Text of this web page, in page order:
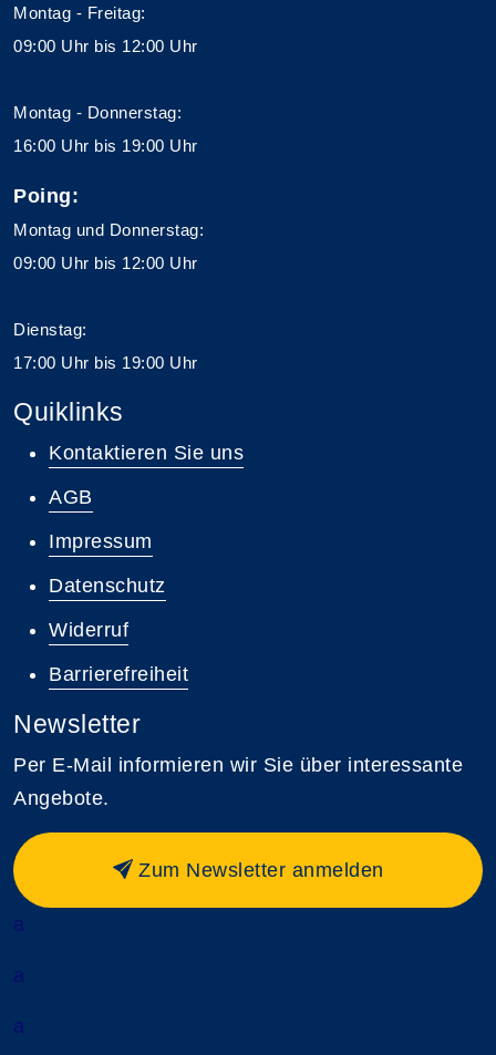
Montag - Freitag:
09:00 Uhr bis 12:00 Uhr
Montag - Donnerstag:
16:00 Uhr bis 19:00 Uhr
Poing:
Montag und Donnerstag:
09:00 Uhr bis 12:00 Uhr
Dienstag:
17:00 Uhr bis 19:00 Uhr
Quiklinks
Kontaktieren Sie uns
AGB
Impressum
Datenschutz
Widerruf
Barrierefreiheit
Newsletter
Per E-Mail informieren wir Sie über interessante
Angebote.
Zum Newsletter anmelden
a
a
a